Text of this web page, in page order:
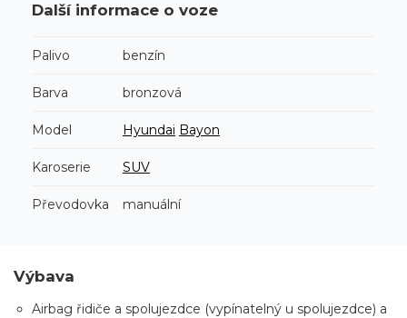
Další informace o voze
Palivo benzín
Barva bronzová
Model Hyundai Bayon
Karoserie SUV
Převodovka manuální
Výbava
Airbag řidiče a spolujezdce (vypínatelný u spolujezdce) a